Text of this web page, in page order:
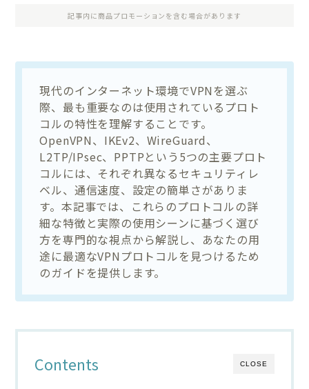
記事内に商品プロモーションを含む場合があります
現代のインターネット環境でVPNを選ぶ
際、最も重要なのは使用されているプロト
コルの特性を理解することです。
OpenVPN、IKEv2、WireGuard、
L2TP/IPsec、PPTPという5つの主要プロト
コルには、それぞれ異なるセキュリティレ
ベル、通信速度、設定の簡単さがありま
す。本記事では、これらのプロトコルの詳
細な特徴と実際の使用シーンに基づく選び
方を専門的な視点から解説し、あなたの用
途に最適なVPNプロトコルを見つけるため
のガイドを提供します。
CLOSE
Contents